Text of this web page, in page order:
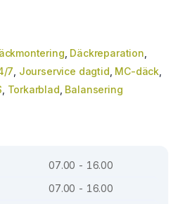
Däckreparation
7 Jourservice dagtid MC-däck
Torkarblad Balansering
07.00 - 16.00
07.00 - 16.00